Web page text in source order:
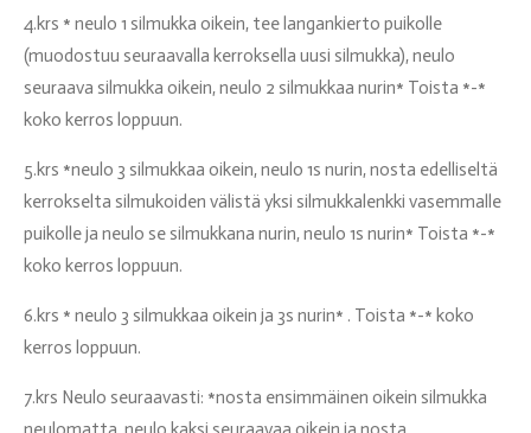
4.krs * neulo 1 silmukka oikein, tee langankierto puikolle
(muodostuu seuraavalla kerroksella uusi silmukka), neulo
seuraava silmukka oikein, neulo 2 silmukkaa nurin* Toista *-*
koko kerros loppuun.
5.krs *neulo 3 silmukkaa oikein, neulo 1s nurin, nosta edelliseltä
kerrokselta silmukoiden välistä yksi silmukkalenkki vasemmalle
puikolle ja neulo se silmukkana nurin, neulo 1s nurin* Toista *-*
koko kerros loppuun.
6.krs * neulo 3 silmukkaa oikein ja 3s nurin* . Toista *-* koko
kerros loppuun.
7.krs Neulo seuraavasti: *nosta ensimmäinen oikein silmukka